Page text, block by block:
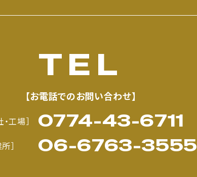
TEL
【お電話でのお問い合わせ】
工場］ 0774-43-6711
］ 06-6763-3555